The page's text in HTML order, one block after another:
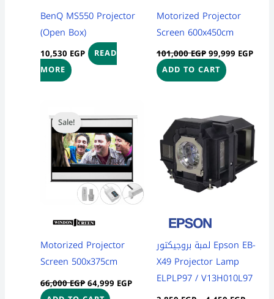
BenQ MS550 Projector
(Open Box)
10,530 EGP
READ
MORE
Motorized Projector
Screen 600x450cm
101,000EGP99,999 EGP
ADD TO CART
Sale!
Motorized Projector
Screen 500x375cm
66,000EGP
price
was:
66,000 EGP.
64,999 EGP
price
is:
64,999 EGP.
لمبة بروجيكتور Epson EB-
X49 Projector Lamp
ELPLP97 / V13H010L97
range:
3,850
4,450
product
has
multiple
be
on